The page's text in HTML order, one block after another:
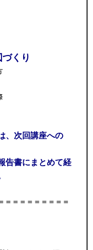
くり
次回講座への
告書にまとめて経
＝＝＝＝＝＝＝＝＝